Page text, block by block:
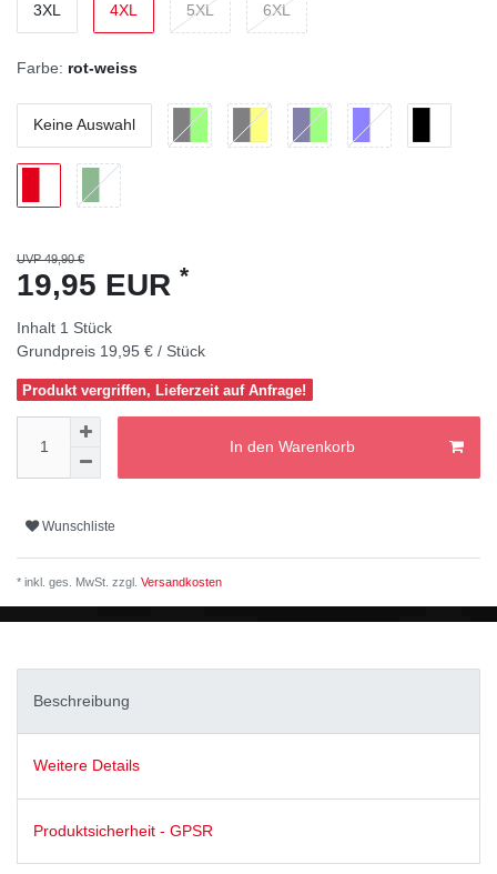
3XL 4XL 5XL 6XL
Farbe: rot-weiss
Keine Auswahl
UVP 49,90 €
19,95 EUR *
Inhalt 1 Stück
Grundpreis 19,95 € / Stück
Produkt vergriffen, Lieferzeit auf Anfrage!
In den Warenkorb
Wunschliste
* inkl. ges. MwSt. zzgl. Versandkosten
Beschreibung
Weitere Details
Produktsicherheit - GPSR